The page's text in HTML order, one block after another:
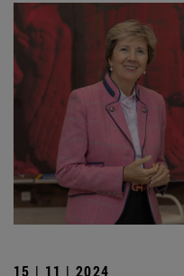
15 | 11 | 2024